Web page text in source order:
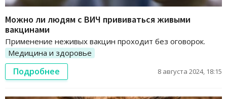
Можно ли людям с ВИЧ прививаться живыми
вакцинами
Применение неживых вакцин проходит без оговорок.
Медицина и здоровье
Подробнее 8 августа 2024, 18:15